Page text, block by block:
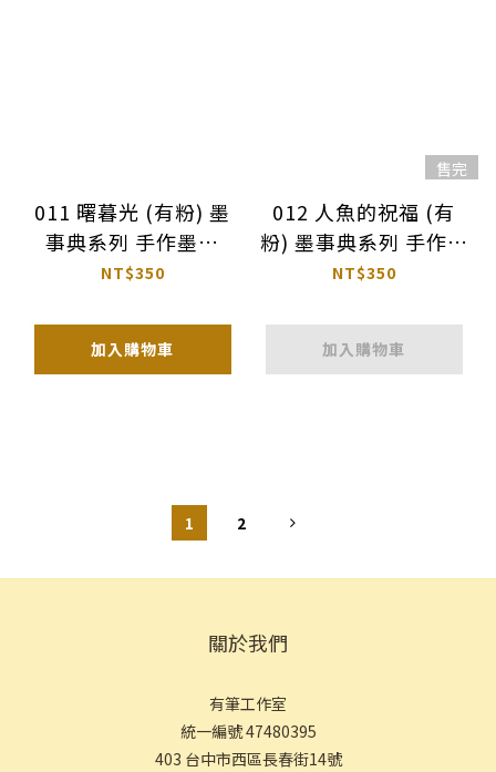
011 曙暮光 (有粉) 墨
事典系列 手作墨水
30ml ｜墨事典 臺灣
NT$350
加入購物車
售完
012 人魚的祝福 (有
粉) 墨事典系列 手作墨
水 30ml｜墨事典 臺灣
NT$350
加入購物車
1 2
關於我們
有筆工作室
統一編號 47480395
403 台中市西區長春街14號